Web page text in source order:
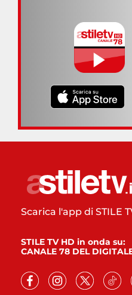
Scarica l'app di STILE
STILE TV HD in onda su:
CANALE 78 DEL